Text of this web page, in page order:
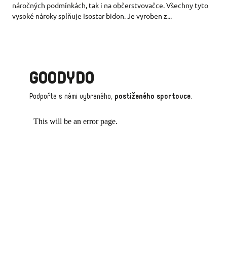
náročných podmínkách, tak i na občerstvovačce. Všechny tyto
vysoké nároky splňuje Isostar bidon. Je vyroben z...
GOODYDO
Podpořte s námi vybraného, postiženého sportovce.